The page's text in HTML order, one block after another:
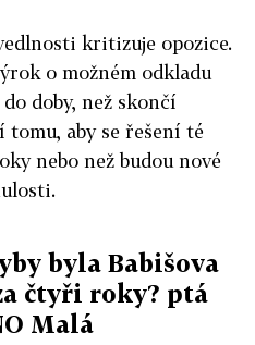
kritizuje opozice.
o možném odkladu
doby, než skončí
tomu, aby se řešení té
nebo než budou nové
byla Babišova
čtyři roky? ptá
Malá